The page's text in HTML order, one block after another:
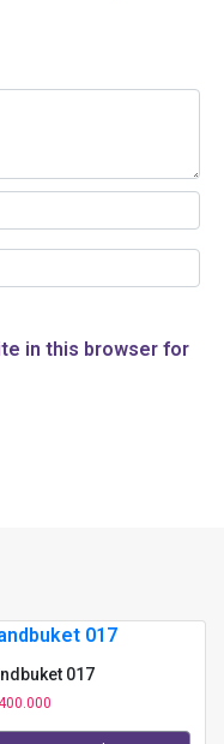
in this browser for
017
400.000